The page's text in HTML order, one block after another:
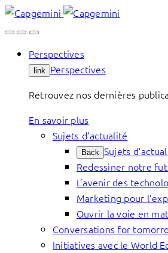
Skip
to
Perspectives
link Perspectives
Retrouvez nos dernières
En savoir plus
Sujets d’actualité
Back Sujets
Redessiner notre
L’avenir des
Marketing pour
Ouvrir la voie en
Conversations for
Initiatives avec le World